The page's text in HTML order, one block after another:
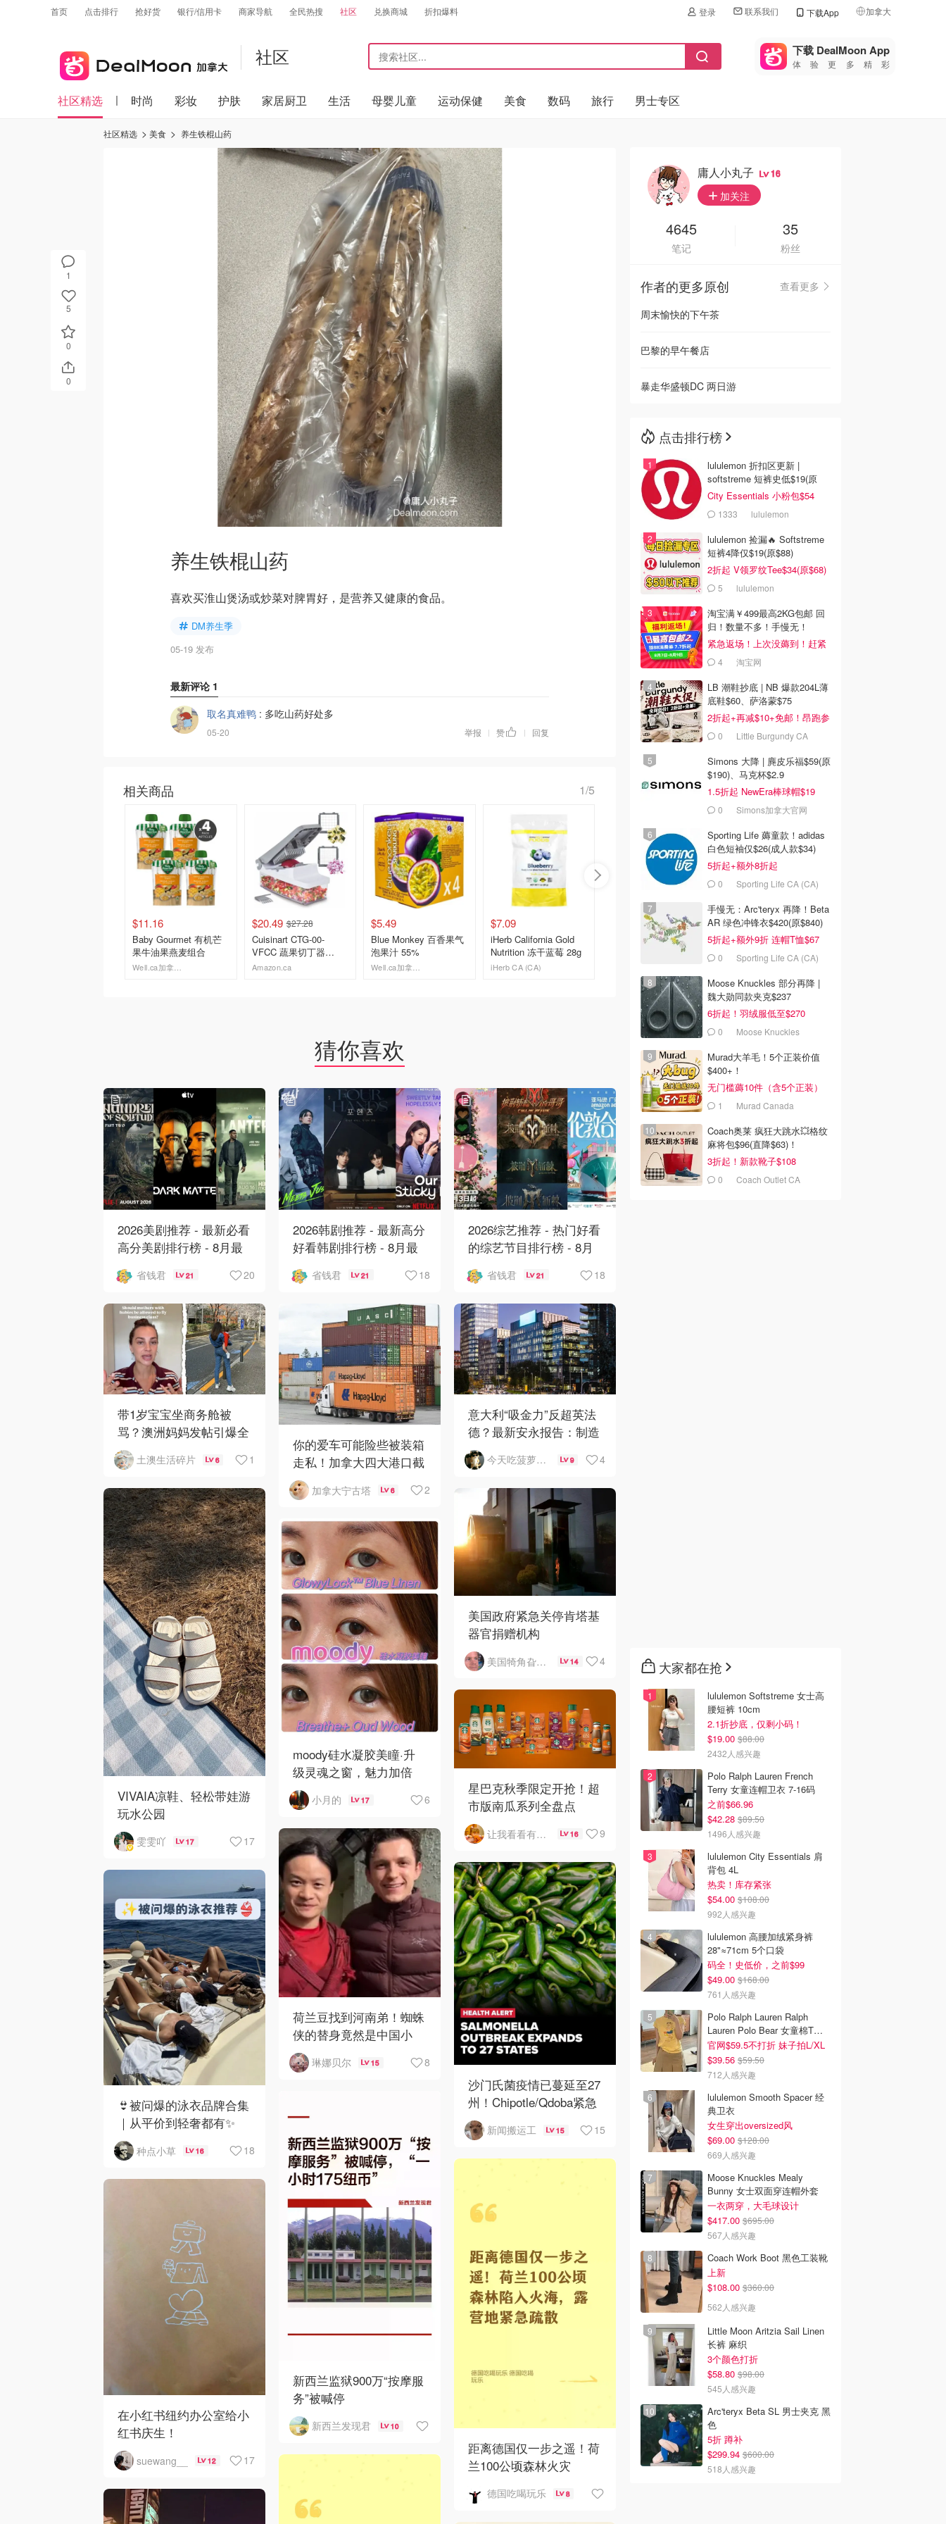
首页 点击排行 抢好货 银行/信用卡 商家导航 全民热搜 社区 兑换商城 折扣爆料 登录 联系我们 下载App 加拿大
🇺🇸
美国
🇨🇳中国
🇮🇹
🇦🇺
🇳🇿新西兰
社区 下载 DealMoon App
体验更多精彩
社区精选 时尚 彩妆 护肤 家居厨卫 生活 母婴儿童 运动保健 美食 数码 旅行 男士专区
1
5
0
0
社区精选 美食 养生铁棍山药
养生铁棍山药
喜欢买淮山煲汤或炒菜对脾胃好，是营养又健康的食品。
DM养生季
05-19 发布
最新评论 1
取名真难鸭 : 多吃山药好处多
05-20 举报 | 赞 | 回复
相关商品 1/5
$11.16
Baby Gourmet 有机芒
果牛油果燕麦组合
$20.49 $27.28
Cuisinart CTG-00-
VFCC 蔬果切丁器
950ml
Amazon.ca
$5.49
Blue Monkey 百香果气
泡果汁 55%
$7.09
iHerb California Gold
Nutrition 冻干蓝莓 28g
iHerb CA (CA)
Dong-A 去皮绿豆 400g
去购买
$59.00
Youth To The people 洁
面套装
去购买
猜你喜欢
2026美剧推荐 - 最新必看
高分美剧排行榜 - 8月最
回归！
省钱君 21 20
2026韩剧推荐 - 最新高分
好看韩剧排行榜 - 8月最
爱 》上线❣️
省钱君 21 18
2026综艺推荐 - 热门好看
的综艺节目排行榜 - 8月
归啦省钱君 21 18
带1岁宝宝坐商务舱被
骂？澳洲妈妈发帖引爆全
网争议
土澳生活碎片 6 1
你的爱车可能险些被装箱
走私！加拿大四大港口截
获近400辆豪车
加拿大宁古塔 6 2
意大利“吸金力”反超英法
德？最新安永报告：制造
业与AI成投资新宠！
今天吃菠萝披萨了吗 9 4
VIVAIA凉鞋、轻松带娃游
玩水公园
雯雯吖 17 17
美国政府紧急关停肯塔基
器官捐赠机构
美国犄角旮旯新鲜事 14 4
moody硅水凝胶美瞳·升
级灵魂之窗，魅力加倍
小月的 17 6
星巴克秋季限定开抢！超
市版南瓜系列全盘点
让我看看有啥好吃的 16 9
荷兰豆找到河南弟！蜘蛛
侠的替身竟然是中国小
哥？！
琳娜贝尔 15 8
沙门氏菌疫情已蔓延至27
州！Chipotle/Qdoba紧急
下架辣椒
新闻搬运工 15 15
👙被问爆的泳衣品牌合集
｜从平价到轻奢都有✨
种点小草 16 18
新西兰监狱900万“按摩服
务”被喊停
新西兰发现君 10
距离德国仅一步之遥！荷
兰100公顷森林火灾
德国吃喝玩乐 8
在小红书纽约办公室给小
红书庆生！
suewang__ 12 17
庸人小丸子 16
加关注
4645
笔记
35
粉丝
作者的更多原创
查看更多
周末愉快的下午茶
巴黎的早午餐店
暴走华盛顿DC 两日游
点击排行榜
lululemon 折扣区更新 |
softstreme 短裤史低$19(原
$88)
City Essentials 小粉包$54
1333 lululemon
lululemon 捡漏🔥 Softstreme
短裤4降仅$19(原$88)
2折起 V领罗纹Tee$34(原$68)
5 lululemon
淘宝满￥499最高2KG包邮 回
归！数量不多！手慢无！
紧急返场！上次没薅到！赶紧
冲 4 淘宝网
LB 潮鞋抄底 | NB 爆款204L薄
底鞋$60、萨洛蒙$75
2折起+再减$10+免邮！昂跑参
加 0
Little Burgundy CA
Simons 大降 | 麂皮乐福$59(原
$190)、马克杯$2.9
1.5折起 NewEra棒球帽$19
0 Simons加拿大官网
Sporting Life 薅童款！adidas
白色短袖仅$26(成人款$34)
5折起+额外8折起
0 Sporting Life CA (CA)
手慢无：Arc'teryx 再降！Beta
AR 绿色冲锋衣$420(原$840)
5折起+额外9折 连帽T恤$67
0 Sporting Life CA (CA)
Moose Knuckles 部分再降 |
魏大勋同款夹克$237
6折起！羽绒服低至$270
0 Moose Knuckles
Murad大羊毛！5个正装价值
$400+！
无门槛薅10件（含5个正装）
1 Murad Canada
Coach奥莱 疯狂大跳水💥格纹
麻将包$96(直降$63)！
3折起！新款靴子$108
0 Coach Outlet CA
大家都在抢
lululemon Softstreme 女士高
腰短裤 10cm
2.1折抄底，仅剩小码！
$19.00 $88.00
2432人感兴趣
Polo Ralph Lauren French
Terry 女童连帽卫衣 7-16码
之前$66.96
$42.28 $89.50
1496人感兴趣
lululemon City Essentials 肩
背包 4L
热卖！库存紧张
$54.00 $108.00
992人感兴趣
lululemon 高腰加绒紧身裤
28"≈71cm 5个口袋
码全！史低价，之前$99
$49.00 $168.00
761人感兴趣
Polo Ralph Lauren Ralph
Lauren Polo Bear 女童棉T恤
染色 1件
官网$59.5不打折 妹子拍L/XL
$39.56 $59.50
712人感兴趣
lululemon Smooth Spacer 经
典卫衣
女生穿出oversized风
$69.00 $128.00
669人感兴趣
Moose Knuckles Mealy
Bunny 女士双面穿连帽外套
一衣两穿，大毛球设计
$417.00 $695.00
567人感兴趣
Coach Work Boot 黑色工装靴
上新
$108.00 $360.00
562人感兴趣
Little Moon Aritzia Sail Linen
长裤 麻织
3个颜色打折
$58.80 $98.00
545人感兴趣
Arc'teryx Beta SL 男士夹克 黑
色
5折 蹲补
$299.94 $600.00
518人感兴趣